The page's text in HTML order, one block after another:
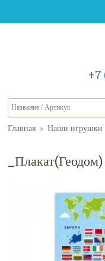
+7
Главная > Наши игрушки